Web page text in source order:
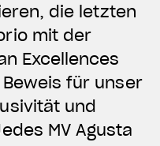
die letzten
mit der
Excellences
für unser
und
MV Agusta